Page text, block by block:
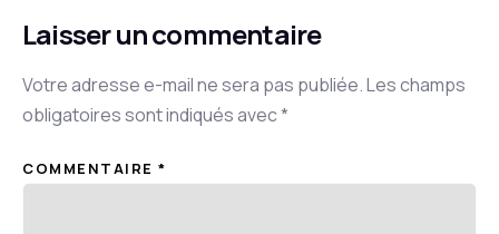
Laisser un commentaire
Votre adresse e-mail ne sera pas publiée.Les champs
obligatoires sont indiqués avec*
COMMENTAIRE *